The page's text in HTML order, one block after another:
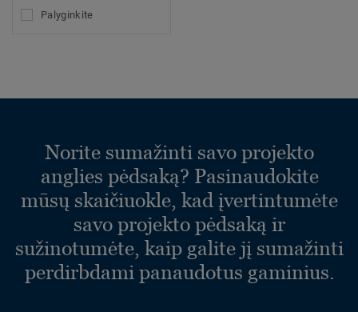
Palyginkite
Norite sumažinti savo projekto
anglies pėdsaką? Pasinaudokite
mūsų skaičiuokle, kad įvertintumėte
savo projekto pėdsaką ir
sužinotumėte, kaip galite jį sumažinti
perdirbdami panaudotus gaminius.